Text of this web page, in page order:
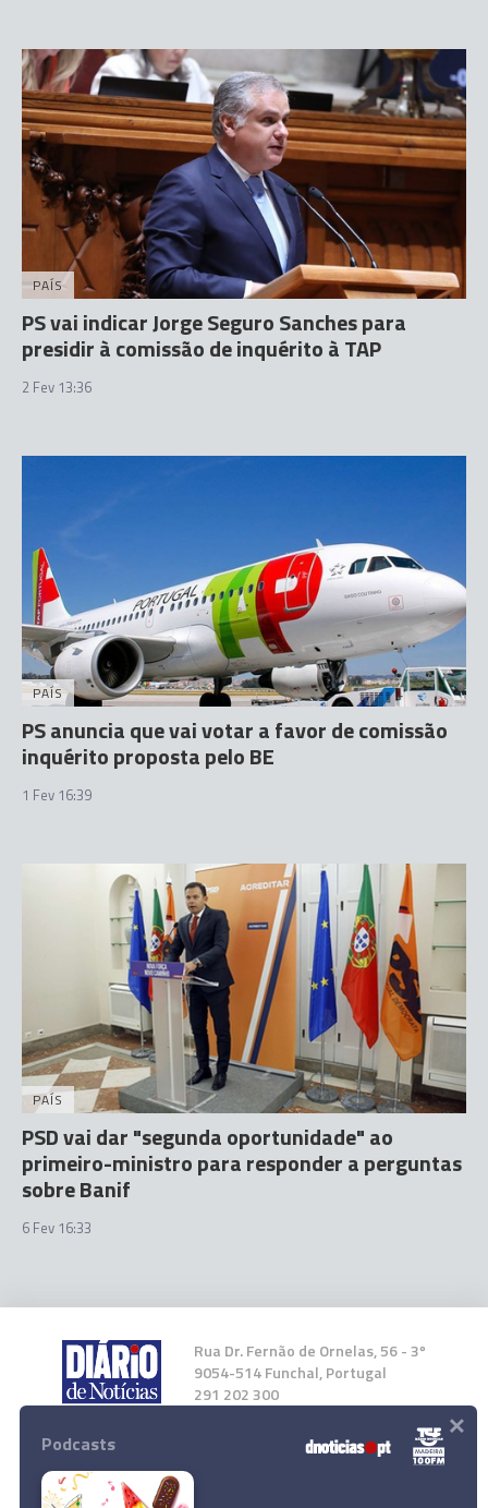
PAÍS
PS vai indicar Jorge Seguro Sanches para
presidir à comissão de inquérito à TAP
2 Fev 13:36
PAÍS
PS anuncia que vai votar a favor de comissão
inquérito proposta pelo BE
1 Fev 16:39
PAÍS
PSD vai dar "segunda oportunidade" ao
primeiro-ministro para responder a perguntas
sobre Banif
6 Fev 16:33
Rua Dr. Fernão de Ornelas, 56 - 3º
9054-514 Funchal, Portugal
291 202 300
Instale a nossa App
Podcasts ×